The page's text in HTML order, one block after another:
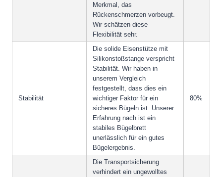
Merkmal, das
Rückenschmerzen vorbeugt.
Wir schätzen diese
Flexibilität sehr.
Stabilität
Die solide Eisenstütze mit
Silikonstoßstange verspricht
Stabilität. Wir haben in
unserem Vergleich
festgestellt, dass dies ein
wichtiger Faktor für ein
sicheres Bügeln ist. Unserer
Erfahrung nach ist ein
stabiles Bügelbrett
unerlässlich für ein gutes
Bügelergebnis.
80%
Die Transportsicherung
verhindert ein ungewolltes